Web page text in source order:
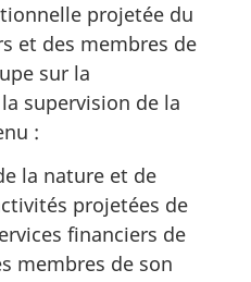
projetée du
et des membres de
sur la
supervision de la
:
la nature et de
projetées de
financiers de
membres de son